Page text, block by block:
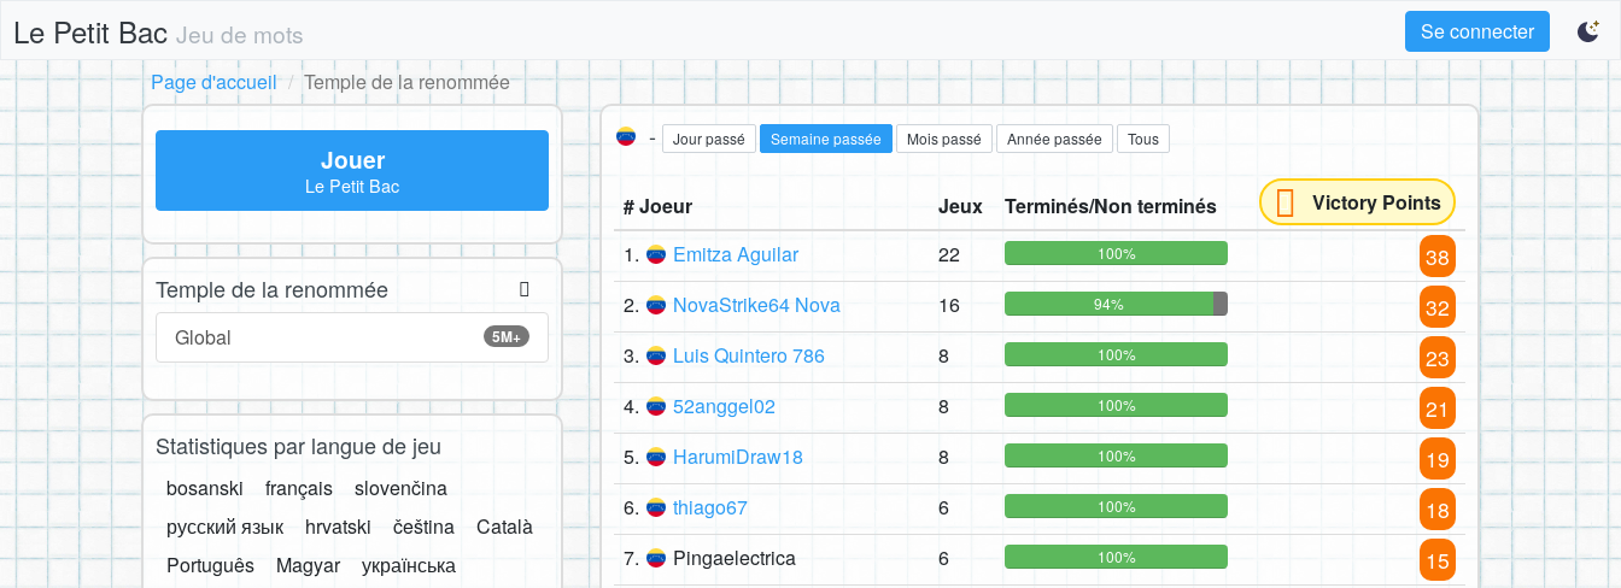
Le Petit Bac Jeu de mots
Se connecter
Page d'accueil
Temple de la renommée
- Jour passé Semaine passée Mois passé Année passée Tous
# Joeur Jeux Terminés/Non terminés
Victory Points
1.
Emitza Aguilar 22 100% 38
2. NovaStrike64 Nova 16 94% 32
3. Luis Quintero 786 8 100% 23
4. 52anggel02 8 100% 21
5. HarumiDraw18 8 100% 19
6. thiago67 6 100% 18
7. Pingaelectrica 6 100% 15
Jouer
Le Petit Bac
Temple de la renommée
5M+
Global
Statistiques par langue de jeu
bosanski français
slovenčina
русский язык
hrvatski čeština
Català
Português
Magyar
українська